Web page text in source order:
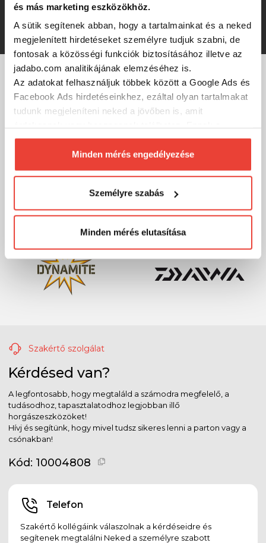
és más marketing eszközökhöz.
A sütik segítenek abban, hogy a tartalmainkat és a neked
megjelenített hirdetéseket személyre tudjuk szabni, de
fontosak a közösségi funkciók biztosításához illetve az
jadabo.com analitikájának elemzéséhez is.
Az adatokat felhasználjuk többek között a Google Ads és
Facebook Ads hirdetéseinkhez, ezáltal olyan tartalmakat
tudunk megjeleníteni neked a jövőben is, amit
biztosításához arra kérünk, hogy engedd meg
számunkra minden mérés használatát.
Természetesensoha semmilyen formában nem fogunk
megváltoztathatod a döntésed ezzel kapcsolatban.
Előre is köszönjük!
Minden mérés engedélyezése
Személyre szabás
Minden mérés elutasítása
-15%
1 671 Ft
MÁRKÁINK
Szakértő szolgálat
Kérdésed van?
A legfontosabb, hogy megtaláld a számodra megfelelő, a
tudásodhoz, tapasztalatodhoz legjobban illő
horgászeszközöket!
Hívj és segítünk, hogy mivel tudsz sikeres lenni a parton vagy a
csónakban!
Kód: 10004808
Telefon
Szakértő kollégáink válaszolnak a kérdéseidre és
segítenek megtalálni Neked a személyre szabott